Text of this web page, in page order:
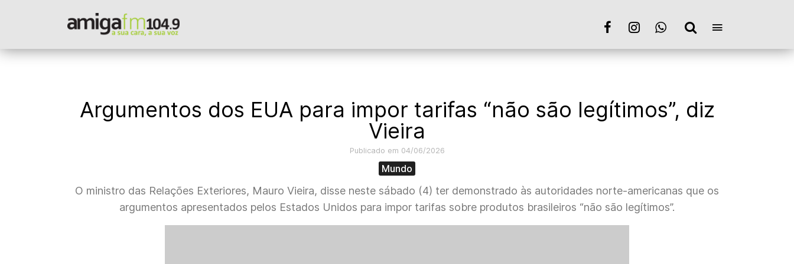
Argumentos dos EUA para impor tarifas “não são legítimos”, diz
Vieira
Publicado em 04/06/2026
Mundo
O ministro das Relações Exteriores, Mauro Vieira, disse neste sábado (4) ter demonstrado às autoridades norte-americanas que os
argumentos apresentados pelos Estados Unidos para impor tarifas sobre produtos brasileiros “não são legítimos”.